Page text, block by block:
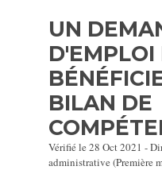
UN
D'EMPLOI
BILAN DE
Vérifié le 28 Oct 2021 -
administrative (Première